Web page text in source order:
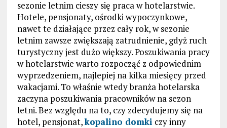
sezonie letnim cieszy się praca w hotelarstwie.
Hotele, pensjonaty, ośrodki wypoczynkowe,
nawet te działające przez cały rok, w sezonie
letnim zawsze zwiększają zatrudnienie, gdyż ruch
turystyczny jest dużo większy. Poszukiwania pracy
w hotelarstwie warto rozpocząć z odpowiednim
wyprzedzeniem, najlepiej na kilka miesięcy przed
wakacjami. To właśnie wtedy branża hotelarska
zaczyna poszukiwania pracowników na sezon
letni. Bez względu na to, czy zdecydujemy się na
hotel, pensjonat,kopalino domki czy inny